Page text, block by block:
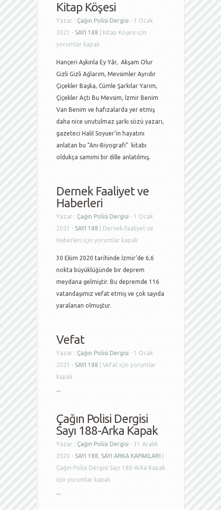
Kitap Köşesi
Yazar : Çağın Polisi Dergisi - 1 Ocak
2021 - SAYI 188
Kitap Köşesi için
yorumlar kapalı
Hançeri Aşkınla Ey Yâr, Akşam Olur
Gizli Gizli Ağlarım, Mevsimler Ayrıdır
Çiçekler Başka, Cümle Şarkılar Yarım,
Çiçekler Açtı Bu Mevsim, İzmir Benim
Van Benim ve hafızalarda yer etmiş
daha nice unutulmaz şarkı sözü yazarı,
gazeteci Halil Soyuer’in hayatını
anlatan bu “Anı-Biyografi” kitabı
oldukça samimi bir dille anlatılmış.
Dernek Faaliyet ve
Haberleri
Yazar : Çağın Polisi Dergisi - 1 Ocak
2021 - SAYI 188
Dernek Faaliyet ve
Haberleri için yorumlar kapalı
30 Ekim 2020 tarihinde İzmir’de 6,6
nokta büyüklüğünde bir deprem
meydana gelmiştir. Bu depremde 116
vatandaşımız vefat etmiş ve çok sayıda
yaralanan olmuştur.
Vefat
Yazar : Çağın Polisi Dergisi - 1 Ocak
2021 - SAYI 188 Vefat için yorumlar
kapalı
...
Çağın Polisi Dergisi
Sayı 188-Arka Kapak
Yazar : Çağın Polisi Dergisi - 31 Aralık
2020 - SAYI 188, SAYI ARKA KAPAKLARI
Çağın Polisi Dergisi Sayı 188-Arka Kapak
için yorumlar kapalı
...